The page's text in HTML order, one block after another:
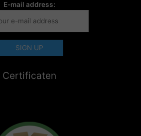
E-mail address:
Certificaten